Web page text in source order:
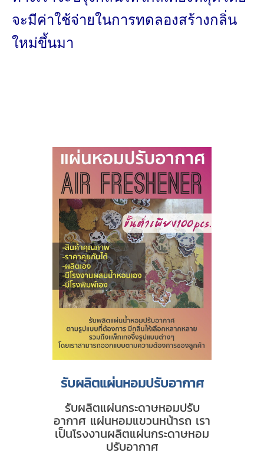
จะมีค่าใช้จ่ายในการทดลองสร้างกลิ่น
ใหม่ขึ้นมา
รับผลิตแผ่นหอมปรับอากาศ
รับผลิตแผ่นกระดาษหอมปรับ
อากาศ แผ่นหอมแขวนหน้ารถ เรา
เป็นโรงงานผลิตแผ่นกระดาษหอม
ปรับอากาศ